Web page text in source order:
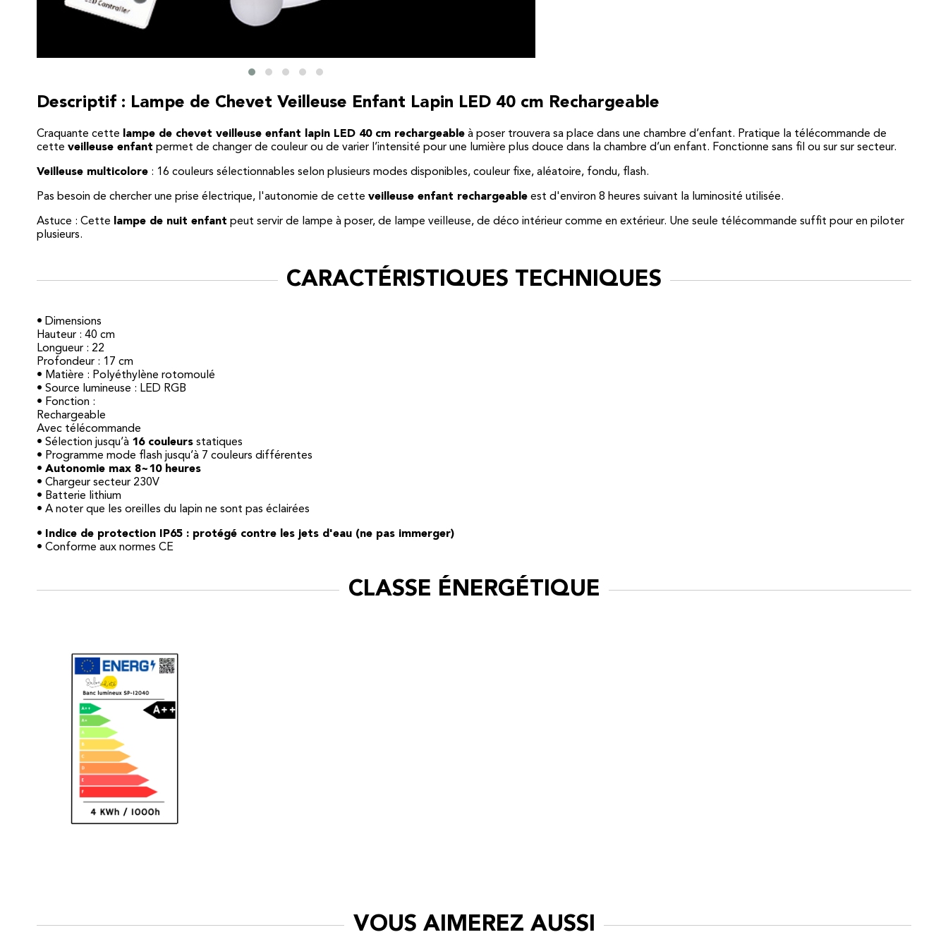
Descriptif : Lampe de Chevet Veilleuse Enfant Lapin LED 40 cm Rechargeable
Craquante cette lampe de chevet veilleuse enfant lapin LED 40 cm rechargeable à poser trouvera sa place dans une chambre d’enfant. Pratique la télécommande de
cette veilleuse enfant permet de changer de couleur ou de varier l’intensité pour une lumière plus douce dans la chambre d’un enfant. Fonctionne sans fil ou sur sur secteur.
Veilleuse multicolore : 16 couleurs sélectionnables selon plusieurs modes disponibles, couleur fixe, aléatoire, fondu, flash.
Pas besoin de chercher une prise électrique, l'autonomie de cette veilleuse enfant rechargeable est d'environ 8 heures suivant la luminosité utilisée.
Astuce : Cette lampe de nuit enfant peut servir de lampe à poser, de lampe veilleuse, de déco intérieur comme en extérieur. Une seule télécommande suffit pour en piloter
plusieurs.
CARACTÉRISTIQUES TECHNIQUES
• Dimensions
Hauteur : 40 cm
Longueur : 22
Profondeur : 17 cm
• Matière : Polyéthylène rotomoulé
• Source lumineuse : LED RGB
• Fonction :
Rechargeable
Avec télécommande
• Sélection jusqu’à 16 couleurs statiques
• Programme mode flash jusqu’à 7 couleurs différentes
• Autonomie max 8~10 heures
• Chargeur secteur 230V
• Batterie lithium
• A noter que les oreilles du lapin ne sont pas éclairées
• Indice de protection IP65 : protégé contre les jets d'eau (ne pas immerger)
• Conforme aux normes CE
CLASSE ÉNERGÉTIQUE
VOUS AIMEREZ AUSSI